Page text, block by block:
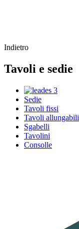
Indietro
Tavoli e sedie
Sedie
Tavoli fissi
Tavoli allungabili
Sgabelli
Tavolini
Consolle